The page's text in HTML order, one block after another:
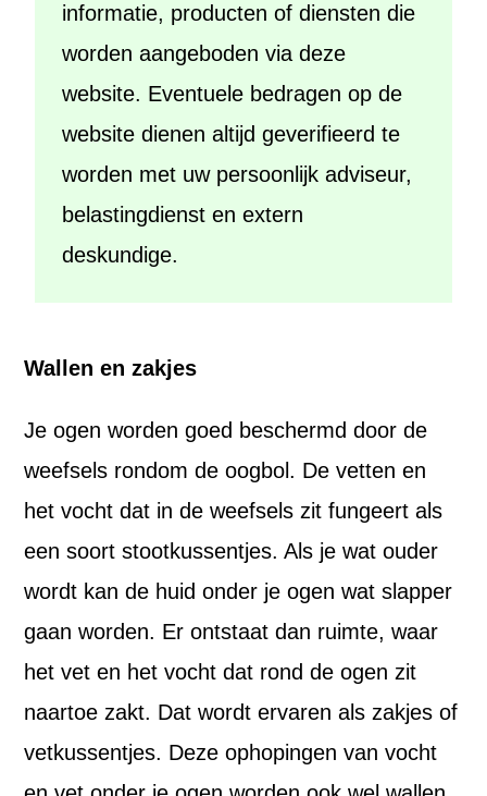
informatie, producten of diensten die
worden aangeboden via deze
website. Eventuele bedragen op de
website dienen altijd geverifieerd te
worden met uw persoonlijk adviseur,
belastingdienst en extern
deskundige.
Wallen en zakjes
Je ogen worden goed beschermd door de
weefsels rondom de oogbol. De vetten en
het vocht dat in de weefsels zit fungeert als
een soort stootkussentjes. Als je wat ouder
wordt kan de huid onder je ogen wat slapper
gaan worden. Er ontstaat dan ruimte, waar
het vet en het vocht dat rond de ogen zit
naartoe zakt. Dat wordt ervaren als zakjes of
vetkussentjes. Deze ophopingen van vocht